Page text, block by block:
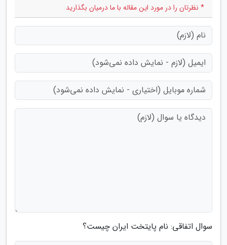
* نظرتان را در مورد این مقاله با ما درمیان بگذارید
سوال اتفاقی: نام پایتخت ایران چیست؟